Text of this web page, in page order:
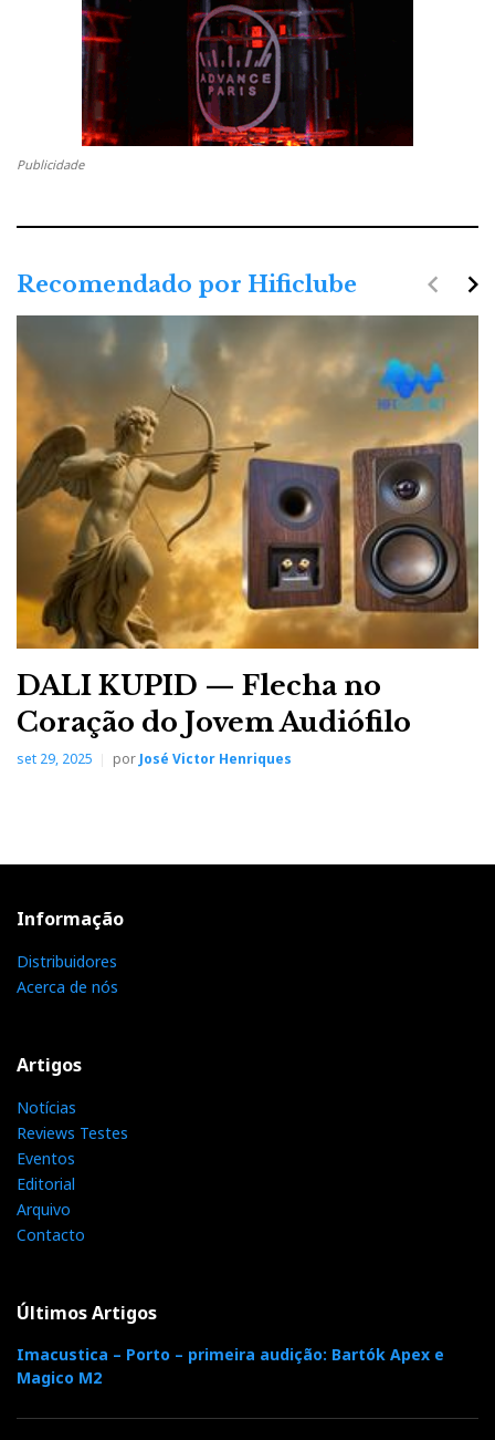
Publicidade
Recomendado por Hificlube
DALI KUPID — Flecha no
Coração do Jovem Audiófilo
set 29, 2025 porJosé Victor Henriques
navigate_next
navigate_before
Informação
Distribuidores
Acerca de nós
Artigos
Notícias
Reviews Testes
Eventos
Editorial
Arquivo
Contacto
Últimos Artigos
Imacustica – Porto – primeira audição: Bartók Apex e
Magico M2